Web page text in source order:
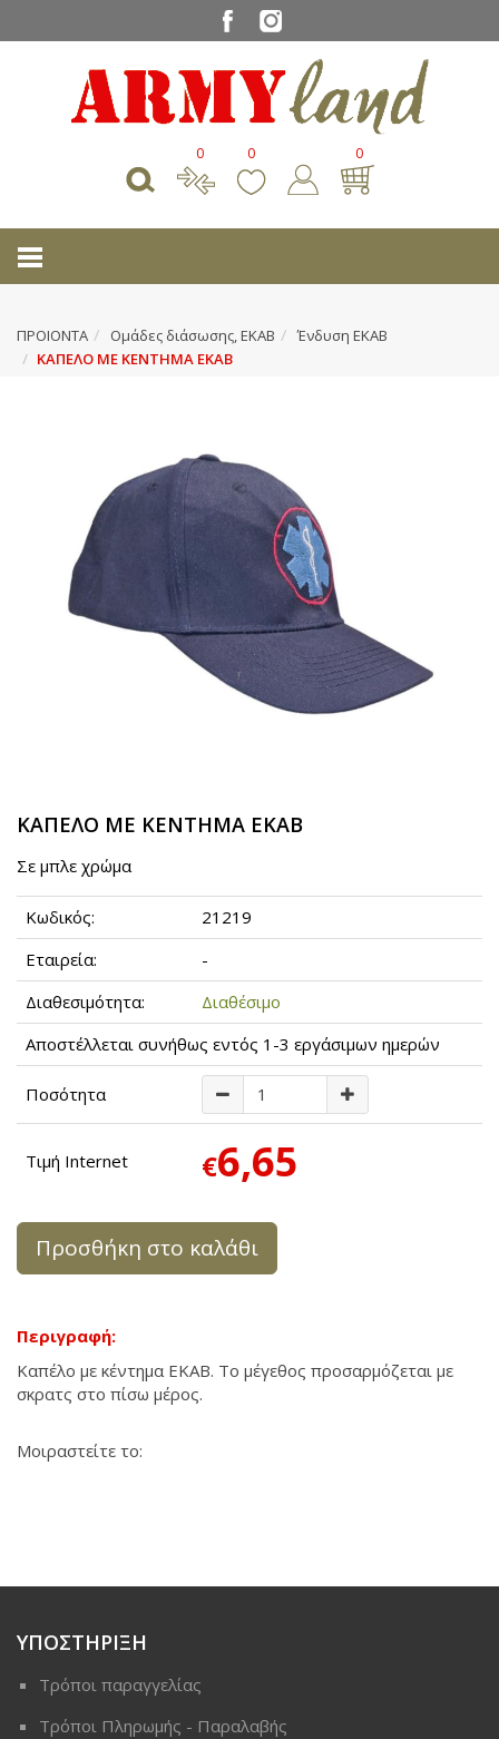
0 0 0
ΠΡΟΙΟΝΤΑ Ομάδες διάσωσης, ΕΚΑΒ
Ένδυση ΕΚΑΒ
ΚΑΠΕΛΟ ΜΕ ΚΕΝΤΗΜΑ ΕΚΑΒ
ΚΑΠΕΛΟ ΜΕ ΚΕΝΤΗΜΑ ΕΚΑΒ
Σε μπλε χρώμα
Κωδικός:
21219
Εταιρεία:
-
Διαθεσιμότητα:
Διαθέσιμο
Αποστέλλεται συνήθως εντός 1-3 εργάσιμων ημερών
Ποσότητα
Τιμή Internet €6,65
Προσθήκη στο καλάθι
Περιγραφή:
Καπέλο με κέντημα ΕΚΑΒ. Το μέγεθος προσαρμόζεται με
σκρατς στο πίσω μέρος.
Μοιραστείτε το:
ΥΠΟΣΤΗΡΙΞΗ
Τρόποι παραγγελίας
Τρόποι Πληρωμής - Παραλαβής